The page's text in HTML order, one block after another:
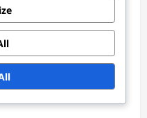
Competição,
0